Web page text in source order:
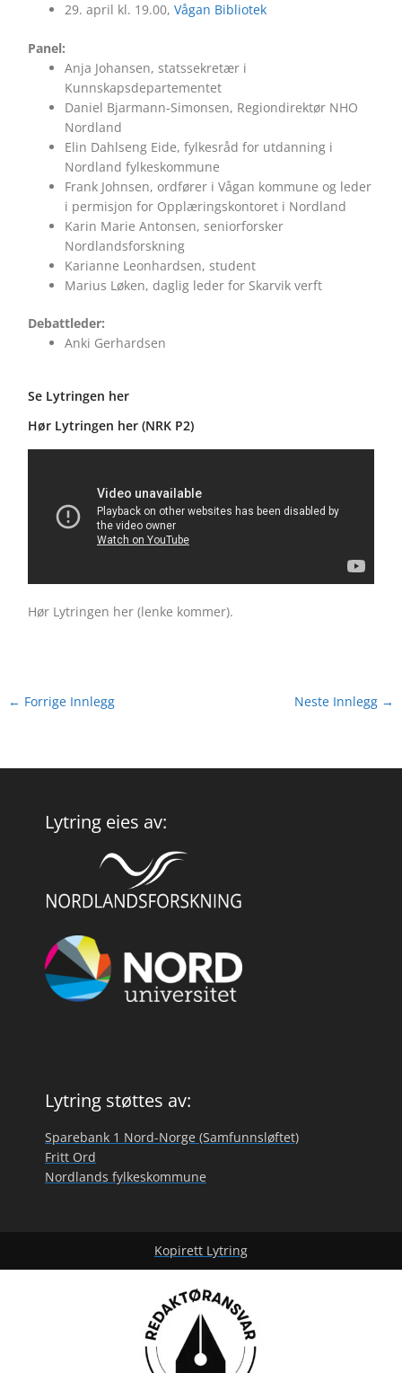
29. april kl. 19.00,Vågan Bibliotek
Panel:
Anja Johansen, statssekretær i
Kunnskapsdepartementet
Daniel Bjarmann-Simonsen, Regiondirektør NHO
Nordland
Elin Dahlseng Eide, fylkesråd for utdanning i
Nordland fylkeskommune
Frank Johnsen, ordfører i Vågan kommune og leder
i permisjon for Opplæringskontoret i Nordland
Karin Marie Antonsen, seniorforsker
Nordlandsforskning
Karianne Leonhardsen, student
Marius Løken, daglig leder for Skarvik verft
Debattleder:
Anki Gerhardsen
Se Lytringen her
Hør Lytringen her (NRK P2)
Hør Lytringen her (lenke kommer).
← Forrige Innlegg Neste Innlegg →
Lytring eies av:
Lytring støttes av:
Sparebank 1 Nord-Norge (Samfunnsløftet)
Fritt Ord
Nordlands fylkeskommune
Kopirett Lytring